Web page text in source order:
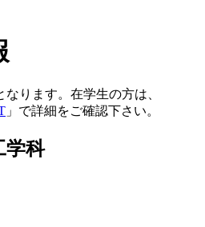
ります。在学生の方は、
」で詳細をご確認下さい。
学科